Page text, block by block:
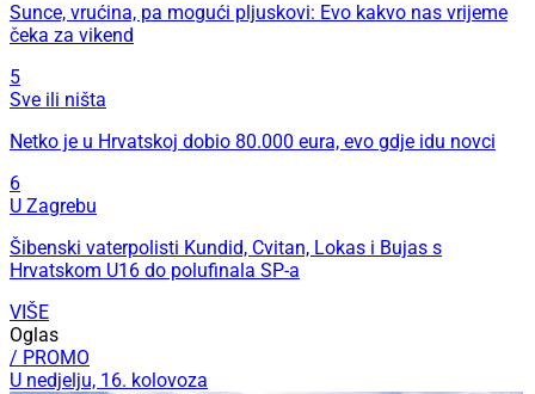
Sunce, vrućina, pa mogući pljuskovi: Evo kakvo nas vrijeme
čeka za vikend
5
Sve ili ništa
Netko je u Hrvatskoj dobio 80.000 eura, evo gdje idu novci
6
U Zagrebu
Šibenski vaterpolisti Kundid, Cvitan, Lokas i Bujas s
Hrvatskom U16 do polufinala SP-a
VIŠE
Oglas
/ PROMO
U nedjelju, 16. kolovoza